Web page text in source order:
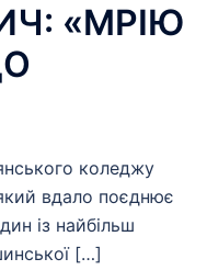
«МРІЮ
коледжу
вдало поєднює
із найбільш
[…]